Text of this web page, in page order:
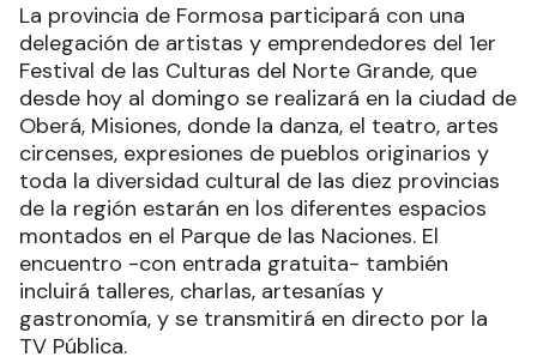
La provincia de Formosa participará con una
delegación de artistas y emprendedores del 1er
Festival de las Culturas del Norte Grande, que
desde hoy al domingo se realizará en la ciudad de
Oberá, Misiones, donde la danza, el teatro, artes
circenses, expresiones de pueblos originarios y
toda la diversidad cultural de las diez provincias
de la región estarán en los diferentes espacios
montados en el Parque de las Naciones. El
encuentro -con entrada gratuita- también
incluirá talleres, charlas, artesanías y
gastronomía, y se transmitirá en directo por la
TV Pública.